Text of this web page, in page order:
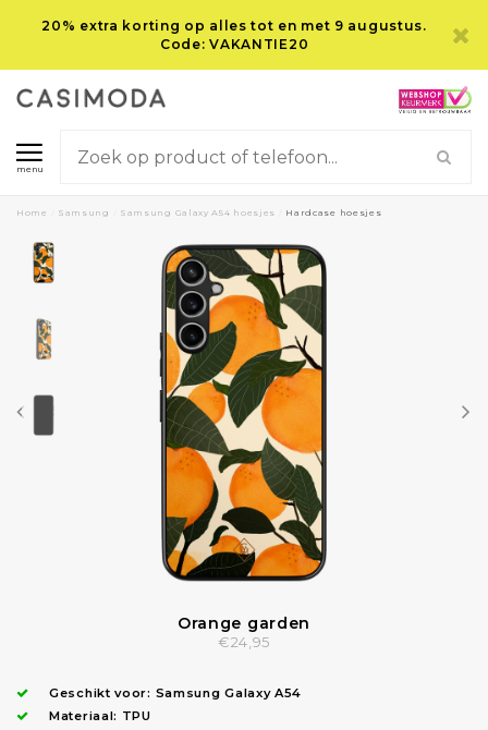
20% extra korting op alles tot en met 9 augustus.
Code: VAKANTIE20
menu
Home Samsung Samsung Galaxy A54 hoesjes Hardcase hoesjes
Orange garden
€24,95
Geschikt voor: Samsung Galaxy A54
Materiaal: TPU